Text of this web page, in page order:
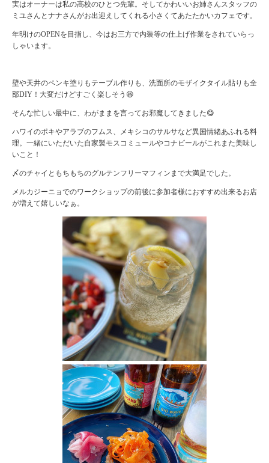
実はオーナーは私の高校のひとつ先輩。そしてかわいいお姉さんスタッフの
ミユさんとナナさんがお出迎えしてくれる小さくてあたたかいカフェです。
年明けのOPENを目指し、今はお三方で内装等の仕上げ作業をされていらっ
しゃいます。
壁や天井のペンキ塗りもテーブル作りも、洗面所のモザイクタイル貼りも全
部DIY！大変だけどすごく楽しそう😆
そんな忙しい最中に、わがままを言ってお邪魔してきました😋
ハワイのポキやアラブのフムス、メキシコのサルサなど異国情緒あふれる料
理。一緒にいただいた自家製モスコミュールやコナビールがこれまた美味し
いこと！
〆のチャイともちもちのグルテンフリーマフィンまで大満足でした。
メルカジーニョでのワークショップの前後に参加者様におすすめ出来るお店
が増えて嬉しいなぁ。